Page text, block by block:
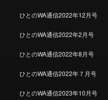
ひとのWA通信2022年12月号
ひとのWA通信2022年2月号
ひとのWA通信2022年8月号
ひとのWA通信2022年７月号
ひとのWA通信2023年10月号